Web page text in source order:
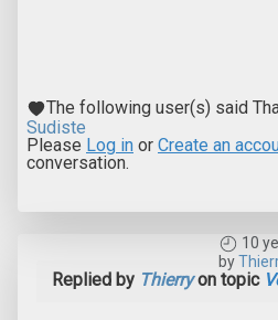
The following user(s) said
Sudiste
Please Log in or Create an
conversation.
10
by
Replied by Thierryon topic